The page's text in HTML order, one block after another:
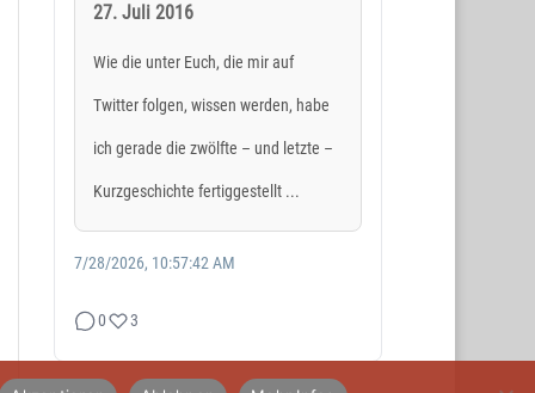
27. Juli 2016
Wie die unter Euch, die mir auf
Twitter folgen, wissen werden, habe
ich gerade die zwölfte – und letzte –
Kurzgeschichte fertiggestellt ...
7/28/2026, 10:57:42 AM
0 3